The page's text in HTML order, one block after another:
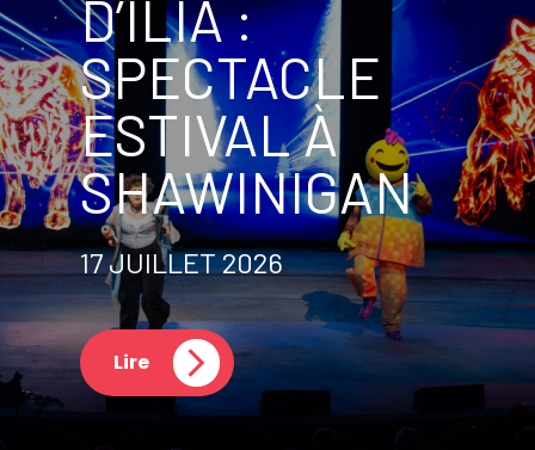
D’ILIA :
SPECTACLE
ESTIVAL À
SHAWINIGAN
17 JUILLET 2026
Lire